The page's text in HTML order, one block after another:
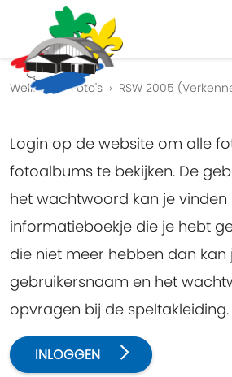
Previous
Welkom Foto's RSW 2005
Login op de website om alle
fotoalbums te bekijken. De
het wachtwoord kan je vinden
informatieboekje die je hebt
die niet meer hebben dan kan
gebruikersnaam en het
opvragen bij de speltakleiding.
INLOGGEN